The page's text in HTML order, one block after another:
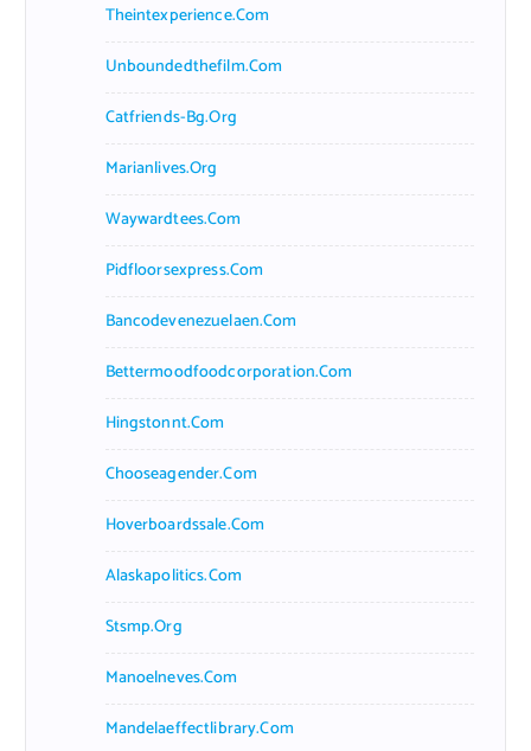
Theintexperience.com
Unboundedthefilm.com
Catfriends-Bg.org
Marianlives.org
Waywardtees.com
Pidfloorsexpress.com
Bancodevenezuelaen.com
Bettermoodfoodcorporation.com
Hingstonnt.com
Chooseagender.com
Hoverboardssale.com
Alaskapolitics.com
Stsmp.org
Manoelneves.com
Mandelaeffectlibrary.com